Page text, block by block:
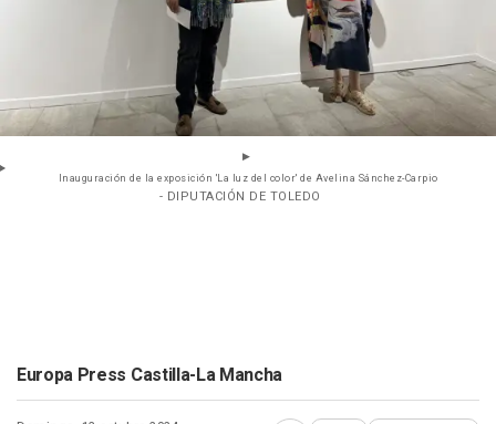
Inauguración de la exposición 'La luz del color' de Avelina Sánchez-Carpio
- DIPUTACIÓN DE TOLEDO
Europa Press Castilla-La Mancha